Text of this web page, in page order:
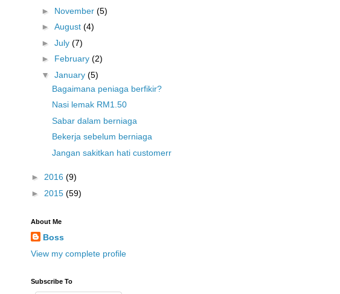
► November (5)
► August (4)
► July (7)
► February (2)
▼ January (5)
Bagaimana peniaga berfikir?
Nasi lemak RM1.50
Sabar dalam berniaga
Bekerja sebelum berniaga
Jangan sakitkan hati customerr
► 2016 (9)
► 2015 (59)
About Me
Boss
View my complete profile
Subscribe To